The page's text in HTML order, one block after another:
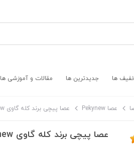
ها جدیدترین ها مقالات و آموزشی ها
عصا Pekynew عصا پیچی برند کله گاوی Pekynew مدل KR622
عصا پیچی برند کله گاوی Pekynew مدل KR622